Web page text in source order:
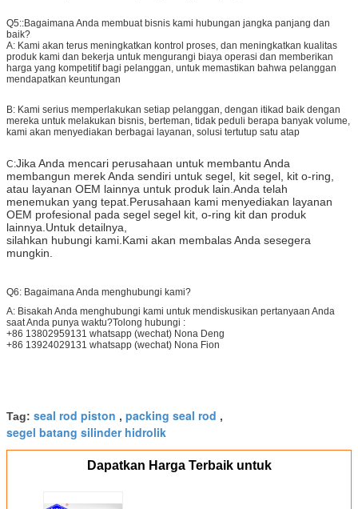
Q5::Bagaimana Anda membuat bisnis kami hubungan jangka panjang dan
baik?
A: Kami akan terus meningkatkan kontrol proses, dan meningkatkan kualitas
produk kami dan bekerja untuk mengurangi biaya operasi dan memberikan
harga yang kompetitif bagi pelanggan, untuk memastikan bahwa pelanggan
mendapatkan keuntungan
B: Kami serius memperlakukan setiap pelanggan, dengan itikad baik dengan
mereka untuk melakukan bisnis, berteman, tidak peduli berapa banyak volume,
kami akan menyediakan berbagai layanan, solusi tertutup satu atap
C:Jika Anda mencari perusahaan untuk membantu Anda
membangun merek Anda sendiri untuk segel, kit segel, kit o-ring,
atau layanan OEM lainnya untuk produk lain.Anda telah
menemukan yang tepat.Perusahaan kami menyediakan layanan
OEM profesional pada segel segel kit, o-ring kit dan produk
lainnya.Untuk detailnya,
silahkan hubungi kami.Kami akan membalas Anda sesegera
mungkin.
Q6: Bagaimana Anda menghubungi kami?
A: Bisakah Anda menghubungi kami untuk mendiskusikan pertanyaan Anda
saat Anda punya waktu?Tolong hubungi :
+86 13802959131 whatsapp (wechat) Nona Deng
+86 13924029131 whatsapp (wechat) Nona Fion
Tag: seal rod piston , packing seal rod ,
segel batang silinder hidrolik
Dapatkan Harga Terbaik untuk